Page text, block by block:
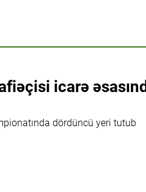
icarə
dördüncü yeri tutub